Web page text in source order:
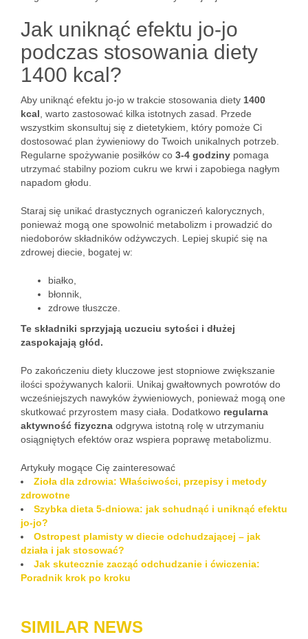
Jak uniknąć efektu jo-jo
podczas stosowania diety
1400 kcal?
Aby uniknąć efektu jo-jo w trakcie stosowania diety 1400
kcal , warto zastosować kilka istotnych zasad. Przede
wszystkim skonsultuj się z dietetykiem, który pomoże Ci
dostosować plan żywieniowy do Twoich unikalnych potrzeb.
Regularne spożywanie posiłków co 3-4 godziny pomaga
utrzymać stabilny poziom cukru we krwi i zapobiega nagłym
napadom głodu.
Staraj się unikać drastycznych ograniczeń kalorycznych,
ponieważ mogą one spowolnić metabolizm i prowadzić do
niedoborów składników odżywczych. Lepiej skupić się na
zdrowej diecie, bogatej w:
białko,
błonnik,
zdrowe tłuszcze.
Te składniki sprzyjają uczuciu sytości i dłużej
zaspokajają głód.
Po zakończeniu diety kluczowe jest stopniowe zwiększanie
ilości spożywanych kalorii. Unikaj gwałtownych powrotów do
wcześniejszych nawyków żywieniowych, ponieważ mogą one
skutkować przyrostem masy ciała. Dodatkowo regularna
aktywność fizyczna odgrywa istotną rolę w utrzymaniu
osiągniętych efektów oraz wspiera poprawę metabolizmu.
Artykuły mogące Cię zainteresować
Zioła dla zdrowia: Właściwości, przepisy i metody
zdrowotne
Szybka dieta 5-dniowa: jak schudnąć i uniknąć efektu
jo-jo?
Ostropest plamisty w diecie odchudzającej – jak
działa i jak stosować?
Jak skutecznie zacząć odchudzanie i ćwiczenia:
Poradnik krok po kroku
SIMILAR NEWS